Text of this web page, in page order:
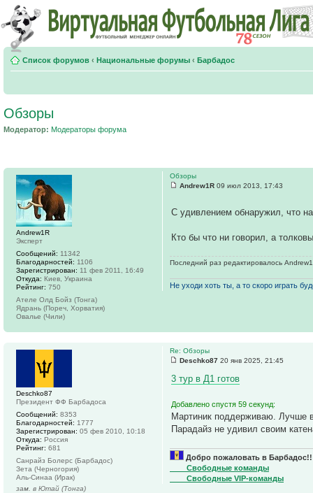
Список форумов ‹ Национальные форумы ‹ Барбадос
Обзоры
Модератор: Модераторы форума
Обзоры
Andrew1R 09 июл 2013, 17:43
С удивлением обнаружил, что
Кто бы что ни говорил, а
Последний раз редактировалось
Не уходи хоть ты, а то скоро играть
Andrew1R
Эксперт
Сообщений: 11342
Благодарностей: 1106
Зарегистрирован: 11 фев 2011, 16:49
Откуда: Киев, Украина
Рейтинг: 750
Ателе Олд Бойз (Тонга)
Ядрань (Пореч, Хорватия)
Овалье (Чили)
Re: Обзоры
Deschko87 20 янв 2025, 21:45
3 тур в Д1 готов
Добавлено спустя 59 секунд:
Мартиник поддерживаю. Лучше
Парадайз не удивил своим
Добро пожаловать в
____Свободные команды
____Свободные VIP-команды
Deschko87
Президент ФФ Барбадоса
Сообщений: 8353
Благодарностей: 1777
Зарегистрирован: 05 фев 2010, 10:18
Откуда: Россия
Рейтинг: 681
Санрайз Болерс (Барбадос)
Зета (Черногория)
Аль-Синаа (Ирак)
зам. в Ютай (Тонга)